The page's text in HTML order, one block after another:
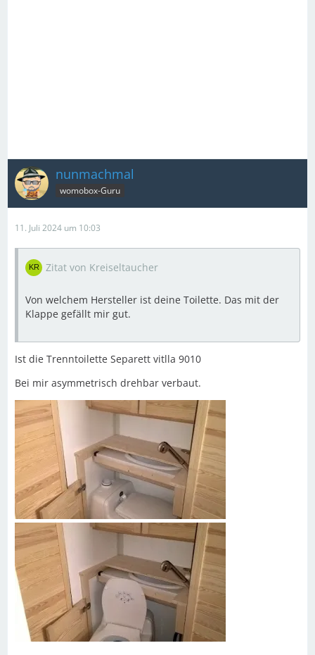
nunmachmal
womobox-Guru
11. Juli 2024 um 10:03
Zitat von Kreiseltaucher
Von welchem Hersteller ist deine Toilette. Das mit der
Klappe gefällt mir gut.
Ist die Trenntoilette Separett vitlla 9010
Bei mir asymmetrisch drehbar verbaut.